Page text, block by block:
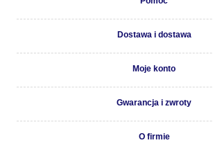
Dostawa i dostawa
Moje konto
Gwarancja i zwroty
O firmie